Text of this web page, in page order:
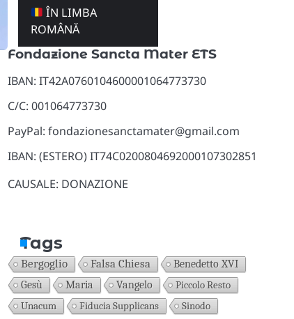
ÎN LIMBA
ROMÂNĂ
Donazioni
Fondazione Sancta Mater ETS
IBAN: IT42A0760104600001064773730
C/C: 001064773730
PayPal: fondazionesanctamater@gmail.com
IBAN: (ESTERO) IT74C0200804692000107302851
CAUSALE: DONAZIONE
Tags
Bergoglio Falsa Chiesa Benedetto XVI
Gesù Maria Vangelo
Piccolo Resto
Unacum
Fiducia Supplicans
Sinodo